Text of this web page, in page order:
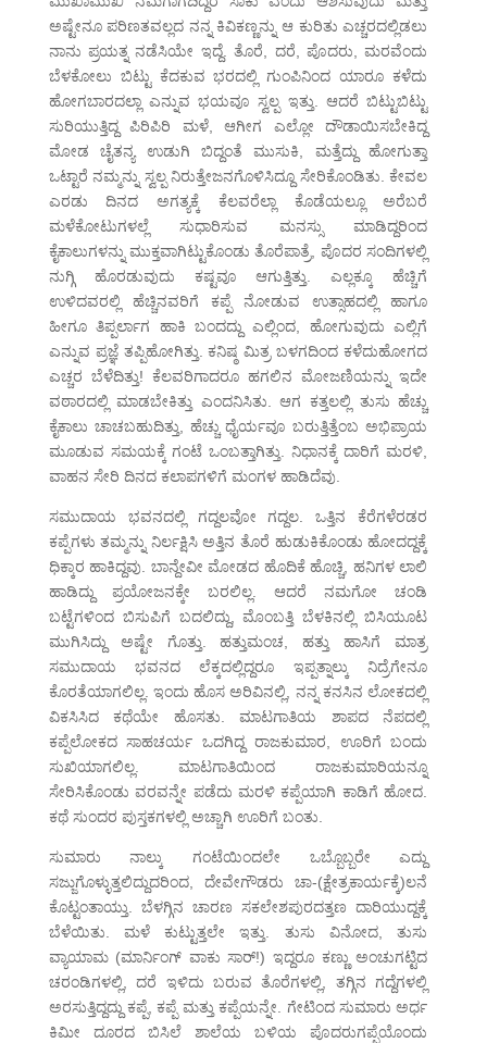
ಅಷ್ಟೇನೂ ಪರಿಣತವಲ್ಲದ ನನ್ನ ಕಿವಿಕಣ್ಣನ್ನು ಆ ಕುರಿತು ಎಚ್ಚರದಲ್ಲಿಡಲು
ನಾನು ಪ್ರಯತ್ನ ನಡೆಸಿಯೇ ಇದ್ದೆ. ತೊರೆ, ದರೆ, ಪೊದರು, ಮರವೆಂದು
ಬೆಳಕೋಲು ಬಿಟ್ಟು ಕೆದಕುವ ಭರದಲ್ಲಿ ಗುಂಪಿನಿಂದ ಯಾರೂ ಕಳೆದು
ಹೋಗಬಾರದಲ್ಲಾ ಎನ್ನುವ ಭಯವೂ ಸ್ವಲ್ಪ ಇತ್ತು. ಆದರೆ ಬಿಟ್ಟುಬಿಟ್ಟು
ಸುರಿಯುತ್ತಿದ್ದ ಪಿರಿಪಿರಿ ಮಳೆ, ಆಗೀಗ ಎಲ್ಲೋ ದೌಡಾಯಿಸಬೇಕಿದ್ದ
ಮೋಡ ಚೈತನ್ಯ ಉಡುಗಿ ಬಿದ್ದಂತೆ ಮುಸುಕಿ, ಮತ್ತೆದ್ದು ಹೋಗುತ್ತಾ
ಒಟ್ಟಾರೆ ನಮ್ಮನ್ನು ಸ್ವಲ್ಪ ನಿರುತ್ತೇಜನಗೊಳಿಸಿದ್ದೂ ಸೇರಿಕೊಂಡಿತು. ಕೇವಲ
ಎರಡು ದಿನದ ಅಗತ್ಯಕ್ಕೆ ಕೆಲವರೆಲ್ಲಾ ಕೊಡೆಯಲ್ಲೂ ಅರೆಬರೆ
ಮಳೆಕೋಟುಗಳಲ್ಲೆ ಸುಧಾರಿಸುವ ಮನಸ್ಸು ಮಾಡಿದ್ದರಿಂದ
ಕೈಕಾಲುಗಳನ್ನು ಮುಕ್ತವಾಗಿಟ್ಟುಕೊಂಡು ತೊರೆಪಾತ್ರೆ, ಪೊದರ ಸಂದಿಗಳಲ್ಲಿ
ನುಗ್ಗಿ ಹೊರಡುವುದು ಕಷ್ಟವೂ ಆಗುತ್ತಿತ್ತು. ಎಲ್ಲಕ್ಕೂ ಹೆಚ್ಚಿಗೆ
ಉಳಿದವರಲ್ಲಿ ಹೆಚ್ಚಿನವರಿಗೆ ಕಪ್ಪೆ ನೋಡುವ ಉತ್ಸಾಹದಲ್ಲಿ ಹಾಗೂ
ಹೀಗೂ ತಿಪ್ಪರ್ಲಾಗ ಹಾಕಿ ಬಂದದ್ದು ಎಲ್ಲಿಂದ, ಹೋಗುವುದು ಎಲ್ಲಿಗೆ
ಎನ್ನುವ ಪ್ರಜ್ಞೆ ತಪ್ಪಿಹೋಗಿತ್ತು. ಕನಿಷ್ಠ ಮಿತ್ರ ಬಳಗದಿಂದ ಕಳೆದುಹೋಗದ
ಎಚ್ಚರ ಬೆಳೆದಿತ್ತು! ಕೆಲವರಿಗಾದರೂ ಹಗಲಿನ ಮೋಜಣಿಯನ್ನು ಇದೇ
ವಠಾರದಲ್ಲಿ ಮಾಡಬೇಕಿತ್ತು ಎಂದನಿಸಿತು. ಆಗ ಕತ್ತಲಲ್ಲಿ ತುಸು ಹೆಚ್ಚು
ಕೈಕಾಲು ಚಾಚಬಹುದಿತ್ತು, ಹೆಚ್ಚು ಧೈರ್ಯವೂ ಬರುತ್ತಿತ್ತೆಂಬ ಅಭಿಪ್ರಾಯ
ಮೂಡುವ ಸಮಯಕ್ಕೆ ಗಂಟೆ ಒಂಬತ್ತಾಗಿತ್ತು. ನಿಧಾನಕ್ಕೆ ದಾರಿಗೆ ಮರಳಿ,
ವಾಹನ ಸೇರಿ ದಿನದ ಕಲಾಪಗಳಿಗೆ ಮಂಗಳ ಹಾಡಿದೆವು.
ಸಮುದಾಯ ಭವನದಲ್ಲಿ ಗದ್ದಲವೋ ಗದ್ದಲ. ಒತ್ತಿನ ಕೆರೆಗಳೆರಡರ
ಕಪ್ಪೆಗಳು ತಮ್ಮನ್ನು ನಿರ್ಲಕ್ಷಿಸಿ ಅತ್ತಿನ ತೊರೆ ಹುಡುಕಿಕೊಂಡು ಹೋದದ್ದಕ್ಕೆ
ಧಿಕ್ಕಾರ ಹಾಕಿದ್ದವು. ಬಾನ್ದೇವೀ ಮೋಡದ ಹೊದಿಕೆ ಹೊಚ್ಚಿ, ಹನಿಗಳ ಲಾಲಿ
ಹಾಡಿದ್ದು ಪ್ರಯೋಜನಕ್ಕೇ ಬರಲಿಲ್ಲ. ಆದರೆ ನಮಗೋ ಚಂಡಿ
ಬಟ್ಟೆಗಳಿಂದ ಬಿಸುಪಿಗೆ ಬದಲಿದ್ದು, ಮೊಂಬತ್ತಿ ಬೆಳಕಿನಲ್ಲಿ ಬಿಸಿಯೂಟ
ಮುಗಿಸಿದ್ದು ಅಷ್ಟೇ ಗೊತ್ತು. ಹತ್ತುಮಂಚ, ಹತ್ತು ಹಾಸಿಗೆ ಮಾತ್ರ
ಸಮುದಾಯ ಭವನದ ಲೆಕ್ಕದಲ್ಲಿದ್ದರೂ ಇಪ್ಪತ್ನಾಲ್ಕು ನಿದ್ರೆಗೇನೂ
ಕೊರತೆಯಾಗಲಿಲ್ಲ. ಇಂದು ಹೊಸ ಅರಿವಿನಲ್ಲಿ, ನನ್ನ ಕನಸಿನ ಲೋಕದಲ್ಲಿ
ವಿಕಸಿಸಿದ ಕಥೆಯೇ ಹೊಸತು. ಮಾಟಗಾತಿಯ ಶಾಪದ ನೆಪದಲ್ಲಿ
ಕಪ್ಪೆಲೋಕದ ಸಾಹಚರ್ಯ ಒದಗಿದ್ದ ರಾಜಕುಮಾರ, ಊರಿಗೆ ಬಂದು
ಸುಖಿಯಾಗಲಿಲ್ಲ. ಮಾಟಗಾತಿಯಿಂದ ರಾಜಕುಮಾರಿಯನ್ನೂ
ಸೇರಿಸಿಕೊಂಡು ವರವನ್ನೇ ಪಡೆದು ಮರಳಿ ಕಪ್ಪೆಯಾಗಿ ಕಾಡಿಗೆ ಹೋದ.
ಕಥೆ ಸುಂದರ ಪುಸ್ತಕಗಳಲ್ಲಿ ಅಚ್ಚಾಗಿ ಊರಿಗೆ ಬಂತು.
ಸುಮಾರು ನಾಲ್ಕು ಗಂಟೆಯಿಂದಲೇ ಒಬ್ಬೊಬ್ಬರೇ ಎದ್ದು
ಸಜ್ಜುಗೊಳ್ಳುತ್ತಲಿದ್ದುದರಿಂದ, ದೇವೇಗೌಡರು ಚಾ-(ಕ್ಷೇತ್ರಕಾರ್ಯಕ್ಕೆ)ಲನೆ
ಕೊಟ್ಟಂತಾಯ್ತು. ಬೆಳಗ್ಗಿನ ಚಾರಣ ಸಕಲೇಶಪುರದತ್ತಣ ದಾರಿಯುದ್ದಕ್ಕೆ
ಬೆಳೆಯಿತು. ಮಳೆ ಕುಟ್ಟುತ್ತಲೇ ಇತ್ತು. ತುಸು ವಿನೋದ, ತುಸು
ವ್ಯಾಯಾಮ (ಮಾರ್ನಿಂಗ್ ವಾಕು ಸಾರ್!) ಇದ್ದರೂ ಕಣ್ಣು ಅಂಚುಗಟ್ಟಿದ
ಚರಂಡಿಗಳಲ್ಲಿ, ದರೆ ಇಳಿದು ಬರುವ ತೊರೆಗಳಲ್ಲಿ, ತಗ್ಗಿನ ಗದ್ದೆಗಳಲ್ಲಿ
ಅರಸುತ್ತಿದ್ದದ್ದು ಕಪ್ಪೆ, ಕಪ್ಪೆ ಮತ್ತು ಕಪ್ಪೆಯನ್ನೇ. ಗೇಟಿಂದ ಸುಮಾರು ಅರ್ಧ
ಕಿಮೀ ದೂರದ ಬಿಸಿಲೆ ಶಾಲೆಯ ಬಳಿಯ ಪೊದರುಗಪ್ಪೆಯೊಂದು